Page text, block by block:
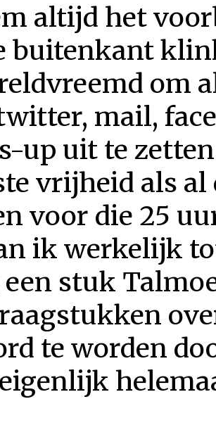
altijd het
buitenkant
om
mail,
up uit te
vrijheid als al
voor die 25
ik werkelijk
stuk
te worden